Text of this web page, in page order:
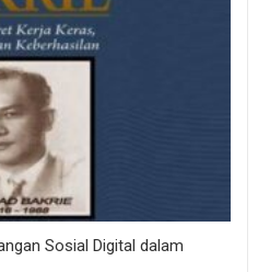
Sosial Digital dalam